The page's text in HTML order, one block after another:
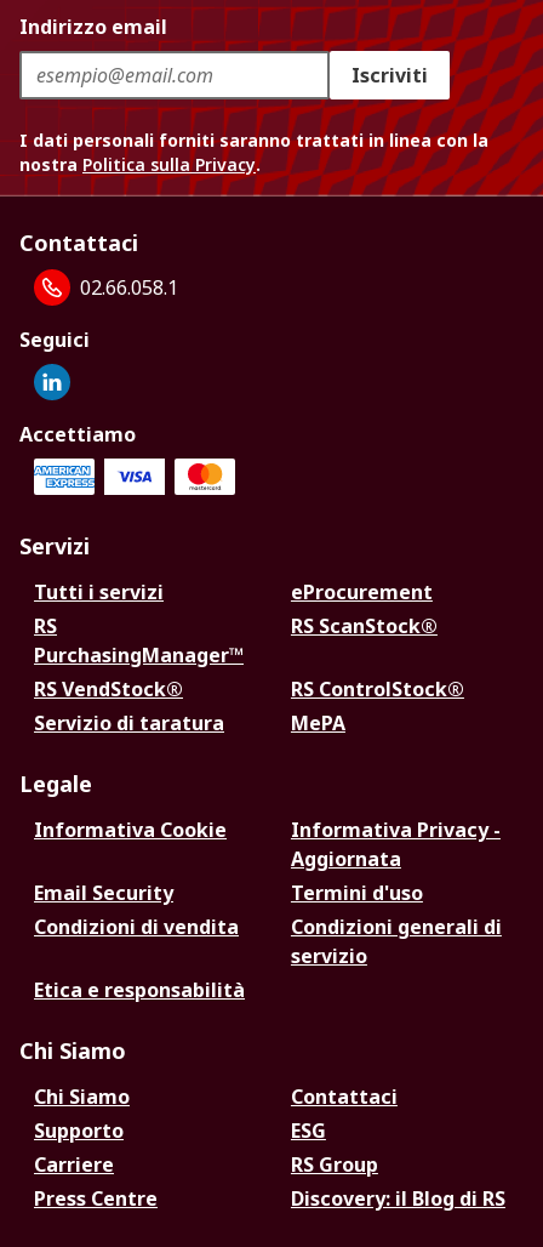
Indirizzo email
Iscriviti
I dati personali forniti saranno trattati in linea con la
nostra Politica sulla Privacy.
Contattaci
02.66.058.1
Seguici
Accettiamo
Servizi
Tutti i servizi
eProcurement
RS
PurchasingManager™
RS ScanStock®
RS VendStock®
RS ControlStock®
Servizio di taratura
MePA
Legale
Informativa Cookie
Informativa Privacy -
Aggiornata
Email Security
Termini d'uso
Condizioni di vendita
Condizioni generali di
servizio
Etica e responsabilità
Chi Siamo
Chi Siamo
Contattaci
Supporto
ESG
Carriere
RS Group
Press Centre
Discovery: il Blog di RS